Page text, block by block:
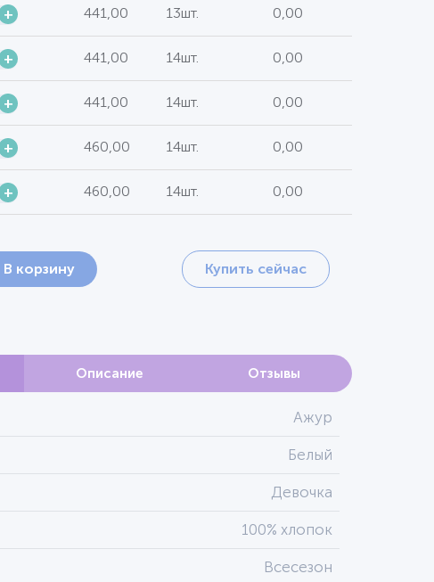
+ 441,00 13шт. 0,00
+ 441,00 14шт. 0,00
+ 441,00 14шт. 0,00
+ 460,00 14шт. 0,00
+ 460,00 14шт. 0,00
В корзину Купить сейчас
Описание Отзывы
Ажур
Белый
Девочка
100% хлопок
Всесезон